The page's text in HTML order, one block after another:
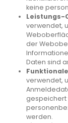
keine
Leistungs-
verwendet,
der
Daten sind
verwendet,
gespeichert
werden.